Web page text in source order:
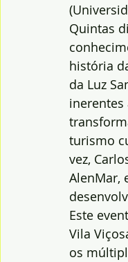
Quintas
história
da Luz
turismo
vez,
AlenMar,
Este
Vila
os